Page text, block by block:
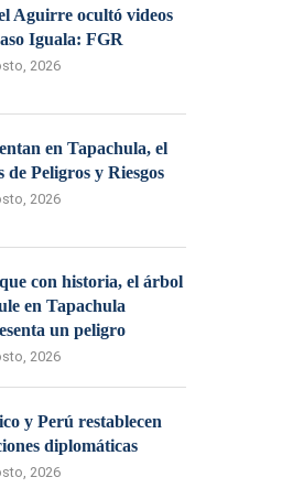
Aguirre ocultó videos
Iguala: FGR
2026
en Tapachula, el
de Peligros y Riesgos
2026
con historia, el árbol
en Tapachula
un peligro
2026
y Perú restablecen
diplomáticas
2026